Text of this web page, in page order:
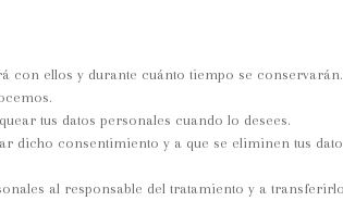
con ellos y durante cuánto tiempo se conservarán.
tus datos personales cuando lo desees.
dicho consentimiento y a que se eliminen tus
al responsable del tratamiento y a